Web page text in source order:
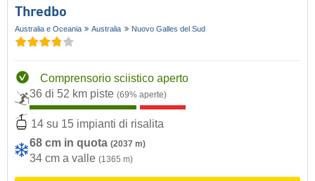
Thredbo
Australia e Oceania Australia Nuovo Galles del Sud
Comprensorio sciistico aperto
36 di 52 km piste (69% aperte)
14 su 15 impianti di risalita
68 cm in quota (2037 m)
34 cm a valle (1365 m)